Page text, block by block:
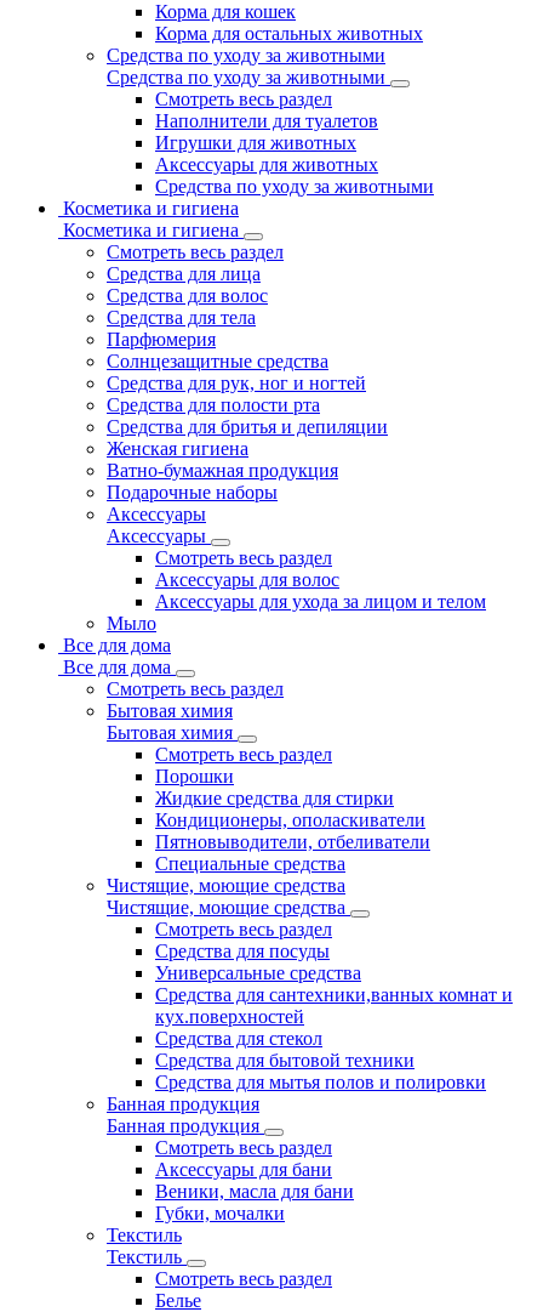
Корма для кошек
Корма для остальных животных
Средства по уходу за животными
Средства по уходу за животными
Смотреть весь раздел
Наполнители для туалетов
Игрушки для животных
Аксессуары для животных
Средства по уходу за животными
Косметика и гигиена
Косметика и гигиена
Смотреть весь раздел
Средства для лица
Средства для волос
Средства для тела
Парфюмерия
Солнцезащитные средства
Средства для рук, ног и ногтей
Средства для полости рта
Средства для бритья и депиляции
Женская гигиена
Ватно-бумажная продукция
Подарочные наборы
Аксессуары
Аксессуары
Смотреть весь раздел
Аксессуары для волос
Аксессуары для ухода за лицом и телом
Мыло
Все для дома
Все для дома
Смотреть весь раздел
Бытовая химия
Бытовая химия
Смотреть весь раздел
Порошки
Жидкие средства для стирки
Кондиционеры, ополаскиватели
Пятновыводители, отбеливатели
Специальные средства
Чистящие, моющие средства
Чистящие, моющие средства
Смотреть весь раздел
Средства для посуды
Универсальные средства
Средства для сантехники,ванных комнат и
кух.поверхностей
Средства для стекол
Средства для бытовой техники
Средства для мытья полов и полировки
Банная продукция
Банная продукция
Смотреть весь раздел
Аксессуары для бани
Веники, масла для бани
Губки, мочалки
Текстиль
Текстиль
Смотреть весь раздел
Белье